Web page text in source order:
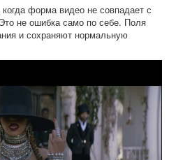
форма видео не совпадает с
не ошибка само по себе. Поля
и сохраняют нормальную